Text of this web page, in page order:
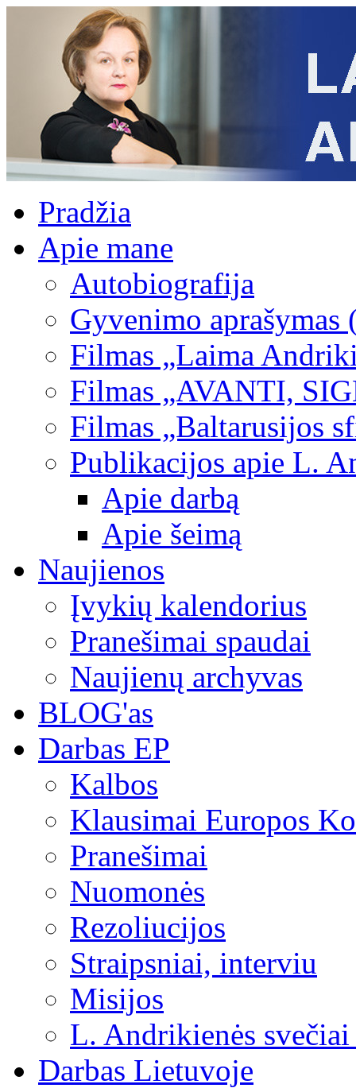
Pradžia
Apie mane
Autobiografija
Gyvenimo aprašymas
Filmas „Laima
Filmas „AVANTI,
Filmas „Baltarusijos
Publikacijos apie L.
Apie darbą
Apie šeimą
Naujienos
Įvykių kalendorius
Pranešimai spaudai
Naujienų archyvas
BLOG'as
Darbas EP
Kalbos
Klausimai Europos
Pranešimai
Nuomonės
Rezoliucijos
Straipsniai, interviu
Misijos
L. Andrikienės
Darbas Lietuvoje